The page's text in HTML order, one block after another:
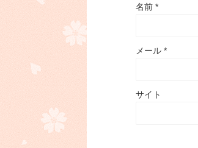
名前 *
メール *
サイト